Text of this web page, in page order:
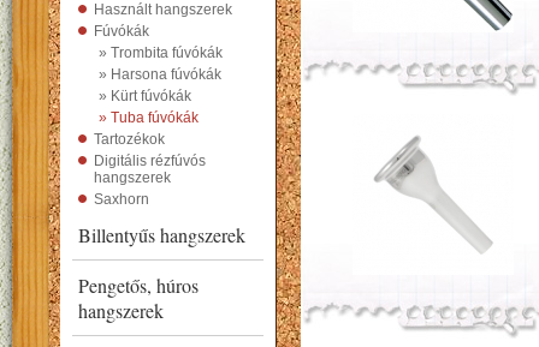
Használt hangszerek
Fúvókák
» Trombita fúvókák
» Harsona fúvókák
» Kürt fúvókák
» Tuba fúvókák
Tartozékok
Digitális rézfúvós
hangszerek
Saxhorn
Billentyűs hangszerek
Pengetős, húros
hangszerek